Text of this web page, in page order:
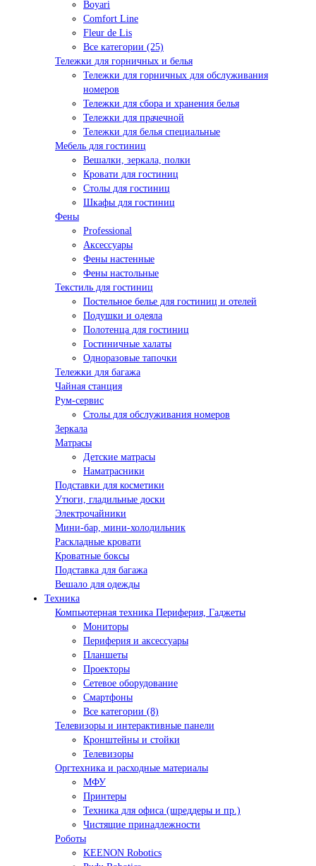
Boyari
Comfort Line
Fleur de Lis
Все категории (25)
Тележки для горничных и белья
Тележки для горничных для обслуживания
номеров
Тележки для сбора и хранения белья
Тележки для прачечной
Тележки для белья специальные
Мебель для гостиниц
Вешалки, зеркала, полки
Кровати для гостиниц
Столы для гостиниц
Шкафы для гостиниц
Фены
Professional
Аксессуары
Фены настенные
Фены настольные
Текстиль для гостиниц
Постельное белье для гостиниц и отелей
Подушки и одеяла
Полотенца для гостиниц
Гостиничные халаты
Одноразовые тапочки
Тележки для багажа
Чайная станция
Рум-сервис
Столы для обслуживания номеров
Зеркала
Матрасы
Детские матрасы
Наматрасники
Подставки для косметики
Утюги, гладильные доски
Электрочайники
Мини-бар, мини-холодильник
Раскладные кровати
Кроватные боксы
Подставка для багажа
Вешало для одежды
Техника
Компьютерная техника Периферия, Гаджеты
Мониторы
Периферия и аксессуары
Планшеты
Проекторы
Сетевое оборудование
Смартфоны
Все категории (8)
Телевизоры и интерактивные панели
Кронштейны и стойки
Телевизоры
Оргтехника и расходные материалы
МФУ
Принтеры
Техника для офиса (шреддеры и пр.)
Чистящие принадлежности
Роботы
KEENON Robotics